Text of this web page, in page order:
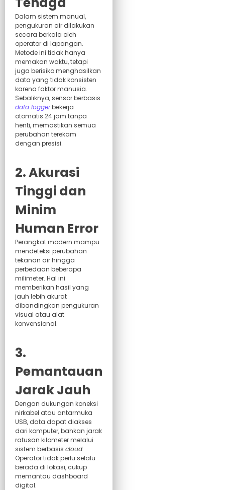
Dalam sistem manual,
pengukuran air dilakukan
secara berkala oleh
operator di lapangan.
Metode ini tidak hanya
memakan waktu, tetapi
juga berisiko menghasilkan
data yang tidak konsisten
karena faktor manusia.
Sebaliknya, sensor berbasis
data loggerbekerja
otomatis 24 jam tanpa
henti, memastikan semua
perubahan terekam
dengan presisi.
2. Akurasi
Tinggi dan
Minim
Human Error
Perangkat modern mampu
mendeteksi perubahan
tekanan air hingga
perbedaan beberapa
milimeter. Hal ini
memberikan hasil yang
jauh lebih akurat
dibandingkan pengukuran
visual atau alat
konvensional.
3.
Pemantauan
Jarak Jauh
Dengan dukungan koneksi
nirkabel atau antarmuka
USB, data dapat diakses
dari komputer, bahkan jarak
ratusan kilometer melalui
sistem berbasis cloud.
Operator tidak perlu selalu
berada di lokasi, cukup
memantau dashboard
digital.